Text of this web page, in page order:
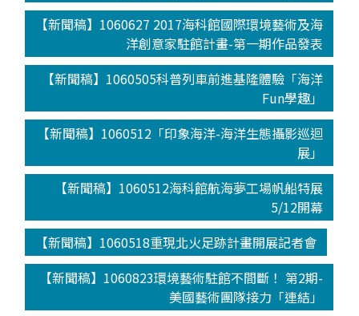
【新聞稿】1060627 2017海科館國際環境藝術及海
洋創意家駐館計畫-第一期作品發表
【新聞稿】1060505科普列車前進基隆體驗「海洋
Fun學趣」
【新聞稿】1060512「印象海洋-海洋生態攝影巡迴
展」
【新聞稿】1060512海科館航海夢工場帆船特展
5/12開幕
【新聞稿】1060518重現北火足跡計畫開展記者會
【新聞稿】1060823環境藝術駐館不間斷！ 第2期-
美國藝術團隊接力「連結」